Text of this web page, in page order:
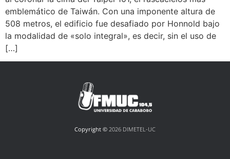
emblemático de Taiwán. Con una imponente altura de
508 metros, el edificio fue desafiado por Honnold bajo
la modalidad de «solo integral», es decir, sin el uso de
[…]
Copyright © 2026 DIMETEL-UC